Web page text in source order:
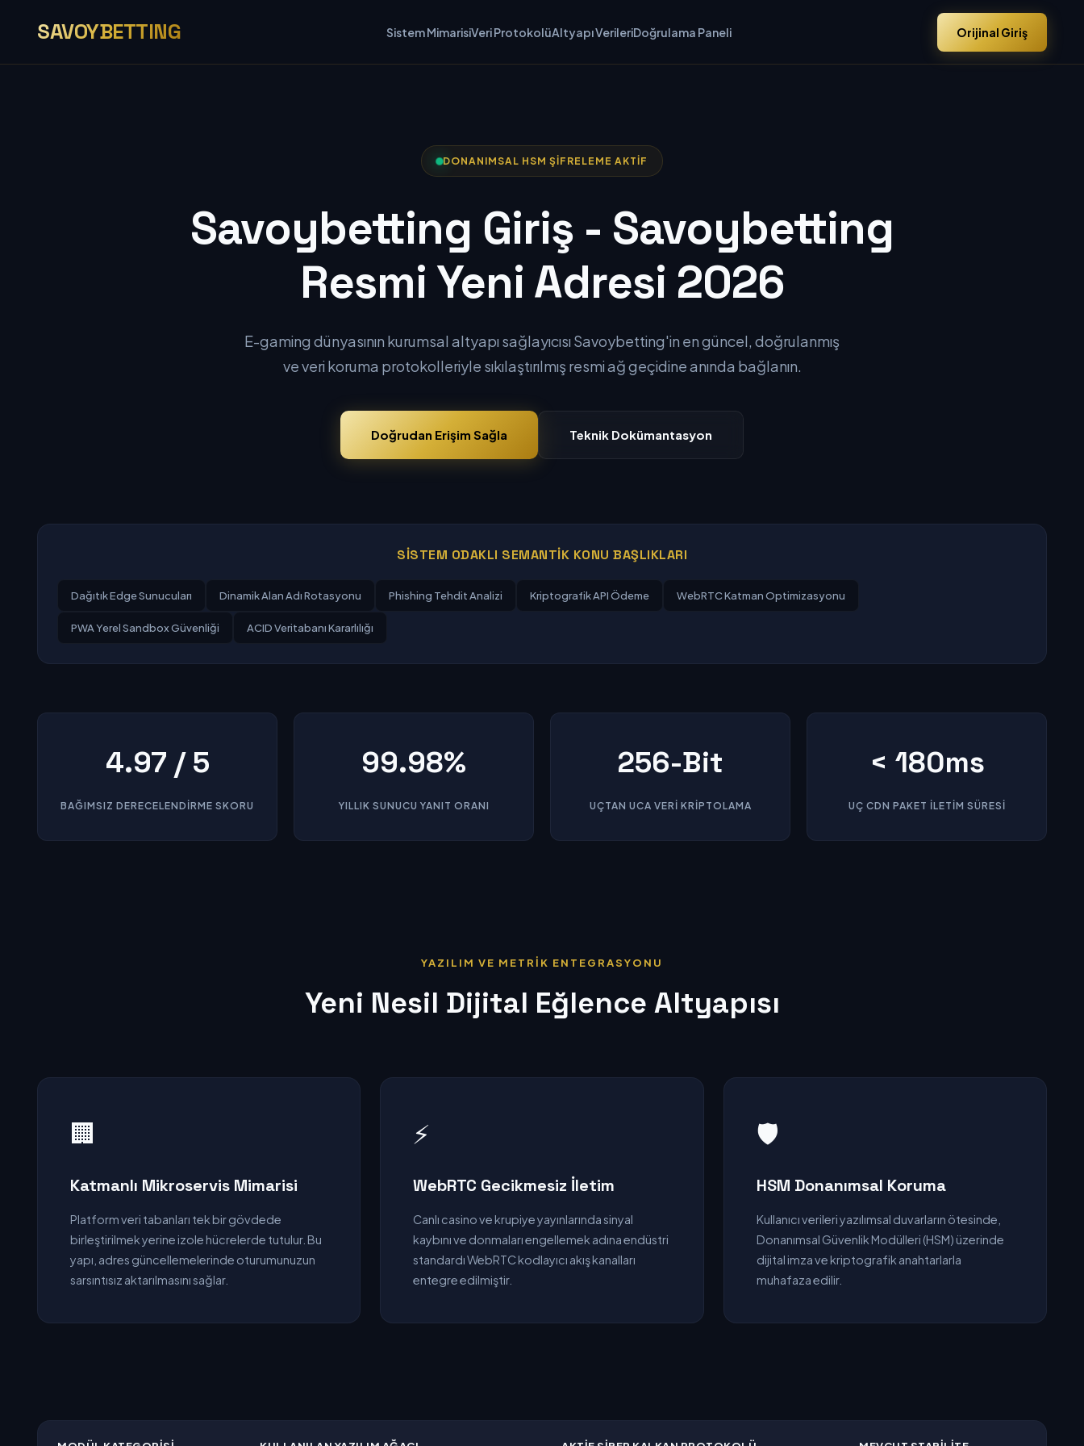
SAVOYBETTING Sistem MimarisiVeri ProtokolüAltyapı VerileriDoğrulama Paneli Orijinal Giriş
DONANIMSAL HSM ŞIFRELEME AKTIF
Savoybetting Giriş - Savoybetting
Resmi Yeni Adresi 2026
E-gaming dünyasının kurumsal altyapı sağlayıcısı Savoybetting'in en güncel, doğrulanmış
ve veri koruma protokolleriyle sıkılaştırılmış resmi ağ geçidine anında bağlanın.
Doğrudan Erişim Sağla Teknik Dokümantasyon
SISTEM ODAKLI SEMANTIK KONU BAŞLIKLARI
Dağıtık Edge Sunucuları Dinamik Alan Adı Rotasyonu Phishing Tehdit Analizi Kriptografik API Ödeme WebRTC Katman Optimizasyonu
PWA Yerel Sandbox Güvenliği ACID Veritabanı Kararlılığı
4.97 / 5
BAĞIMSIZ DERECELENDIRME SKORU
99.98%
YILLIK SUNUCU YANIT ORANI
256-Bit
UÇTAN UCA VERI KRIPTOLAMA
< 180ms
UÇ CDN PAKET İLETIM SÜRESI
YAZILIM VE METRİK ENTEGRASYONU
Yeni Nesil Dijital Eğlence Altyapısı
🏢
Katmanlı Mikroservis Mimarisi
Platform veri tabanları tek bir gövdede
birleştirilmek yerine izole hücrelerde tutulur. Bu
yapı, adres güncellemelerinde oturumunuzun
sarsıntısız aktarılmasını sağlar.
⚡
WebRTC Gecikmesiz İletim
Canlı casino ve krupiye yayınlarında sinyal
kaybını ve donmaları engellemek adına endüstri
standardı WebRTC kodlayıcı akış kanalları
entegre edilmiştir.
🛡️
HSM Donanımsal Koruma
Kullanıcı verileri yazılımsal duvarların ötesinde,
Donanımsal Güvenlik Modülleri (HSM) üzerinde
dijital imza ve kriptografik anahtarlarla
muhafaza edilir.